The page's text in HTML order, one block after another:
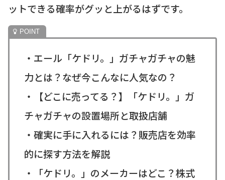
ットできる確率がグッと上がるはずです。
・エール「ケドリ。」ガチャガチャの魅
力とは？なぜ今こんなに人気なの？
・【どこに売ってる？】「ケドリ。」ガ
チャガチャの設置場所と取扱店舗
・確実に手に入れるには？販売店を効率
的に探す方法を解説
・「ケドリ。」のメーカーはどこ？株式